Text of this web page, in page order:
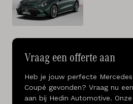
Vraag een offerte aan
Heb je jouw perfecte
Coupé gevonden? Vraag nu
aan bij Hedin Automotive.